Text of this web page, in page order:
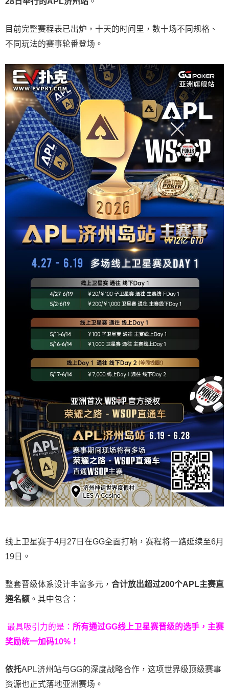
目前完整赛程表已出炉，十天的时间里，数十场不同规格、
不同玩法的赛事轮番登场。
线上卫星赛于4月27日在GG全面打响，赛程将一路延续至6月
19日。
整套晋级体系设计丰富多元， 合计放出超过200个APL主赛直
通名额 。其中包含：
最具吸引力的是： 所有通过GG线上卫星赛晋级的选手，主赛
奖励统一加码10% ！
依托APL济州站与GG的深度战略合作，这项世界级顶级赛事
资源也正式落地亚洲赛场。